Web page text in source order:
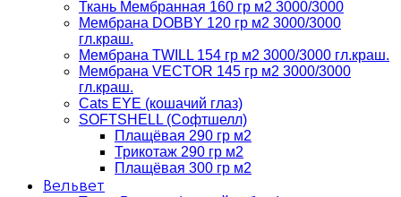
Ткань Мембранная 160 гр м2 3000/3000
Мембрана DOBBY 120 гр м2 3000/3000
гл.краш.
Мембрана TWILL 154 гр м2 3000/3000 гл.краш.
Мембрана VECTOR 145 гр м2 3000/3000
гл.краш.
Cats EYE (кошачий глаз)
SOFTSHELL (Софтшелл)
Плащёвая 290 гр м2
Трикотаж 290 гр м2
Плащёвая 300 гр м2
Вельвет